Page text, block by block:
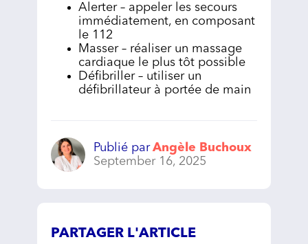
Alerter – appeler les secours
immédiatement, en composant
le 112
Masser – réaliser un massage
cardiaque le plus tôt possible
Défibriller – utiliser un
défibrillateur à portée de main
Publié par Angèle Buchoux
September 16, 2025
PARTAGER L'ARTICLE